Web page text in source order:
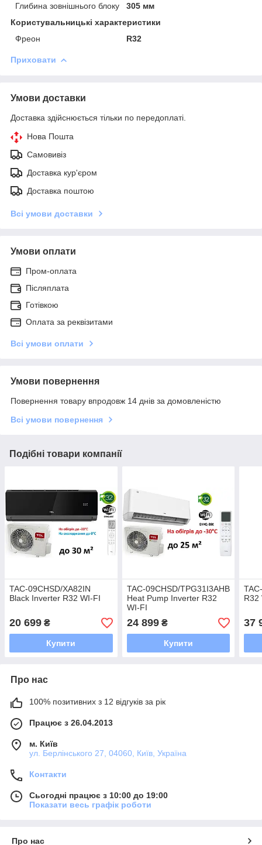
Глибина зовнішнього блоку
305 мм
Користувальницькі характеристики
Фреон
R32
Приховати
Умови доставки
Доставка здійснюється тільки по передоплаті.
Нова Пошта
Самовивіз
Доставка кур'єром
Доставка поштою
Всі умови доставки
Умови оплати
Пром-оплата
Післяплата
Готівкою
Оплата за реквізитами
Всі умови оплати
Умови повернення
Повернення товару впродовж 14 днів за домовленістю
Всі умови повернення
Подібні товари компанії
TAC-09CHSD/XA82IN
Black Inverter R32 WI-FI
20 699 ₴
Купити
TAC-09CHSD/TPG31I3AHB
Heat Pump Inverter R32
WI-FI
24 899₴
Купити
R32
37
Про нас
100% позитивних з 12 відгуків за рік
Працює з 26.04.2013
м. Київ
ул. Берлінського 27, 04060, Київ, Україна
Контакти
Сьогодні працює з 10:00 до 19:00
Показати весь графік роботи
Про нас